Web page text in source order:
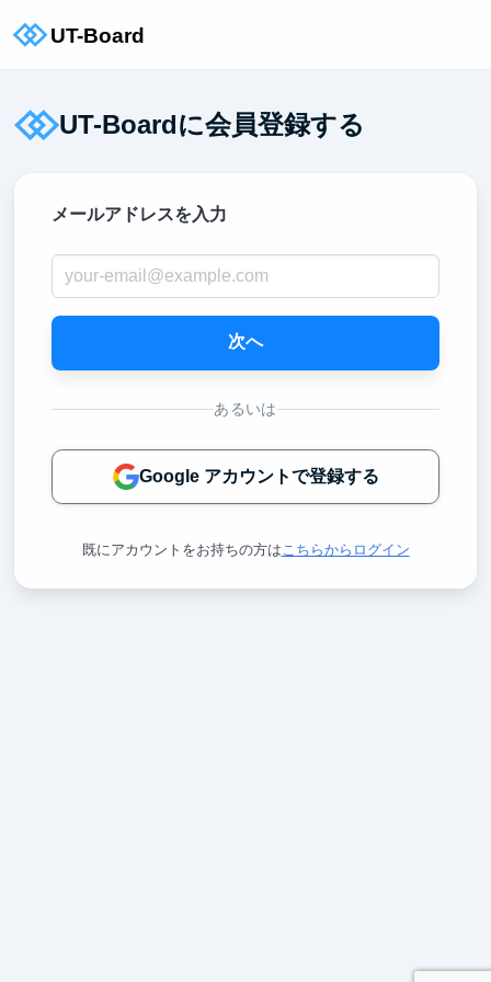
UT-Boardに会員登録する
メールアドレスを入力
次へ
あるいは
Google アカウントで登録する
既にアカウントをお持ちの方は こちらからログイン